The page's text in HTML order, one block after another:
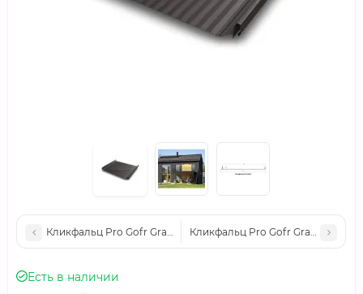
Кликфальц Pro Gofr Grand Line 0,5 PurLite Matt RR 32 темно-
Кликфальц Pro Gofr Grand Line
Есть в наличии